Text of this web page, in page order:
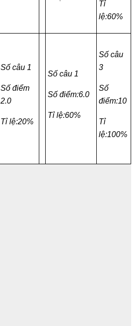
Tỉ
lệ:60%
Số câu 1
Số điểm
2.0
Tỉ lệ:20%
Số câu 1
Số điểm:6.0
Tỉ lệ:60%
Số câu
3
Số
điểm:10
Tỉ
lệ:100%